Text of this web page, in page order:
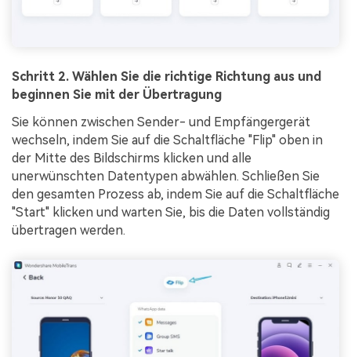
Schritt 2. Wählen Sie die richtige Richtung aus und
beginnen Sie mit der Übertragung
Sie können zwischen Sender- und Empfängergerät
wechseln, indem Sie auf die Schaltfläche "Flip" oben in
der Mitte des Bildschirms klicken und alle
unerwünschten Datentypen abwählen. Schließen Sie
den gesamten Prozess ab, indem Sie auf die Schaltfläche
"Start" klicken und warten Sie, bis die Daten vollständig
übertragen werden.